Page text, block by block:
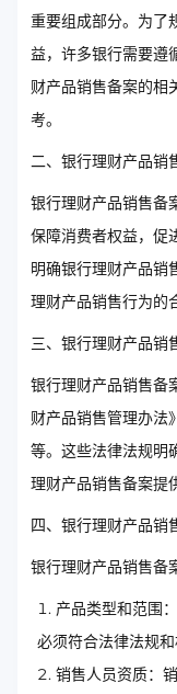
重要组成部分。为了
益，许多银行需要遵
财产品销售备案的相
考。
二、银行理财产品销
银行理财产品销售备
保障消费者权益，促
明确银行理财产品销
理财产品销售行为的
三、银行理财产品销
银行理财产品销售备
财产品销售管理办法
等。这些法律法规明
理财产品销售备案提
四、银行理财产品销
银行理财产品销售备
产品类型和范围
必须符合法律法规和
销售人员资质：